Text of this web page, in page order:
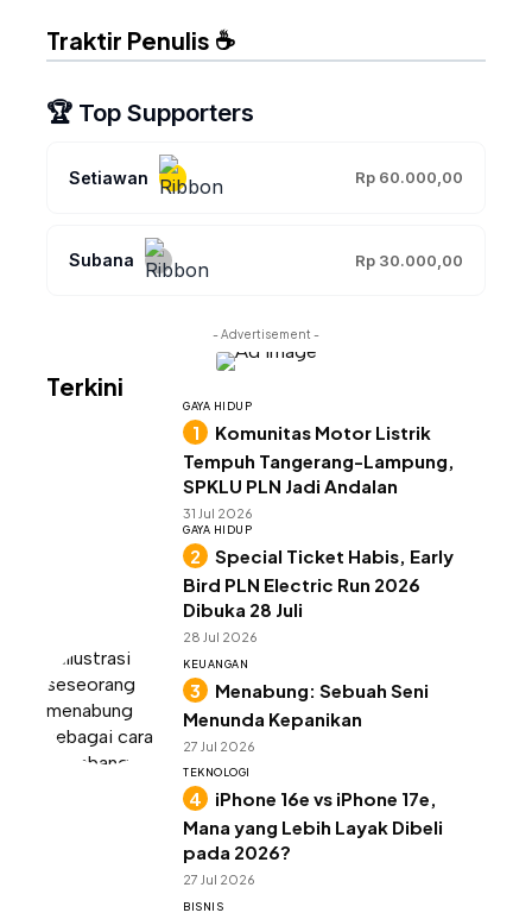
Traktir Penulis ☕
🏆 Top Supporters
Setiawan Rp 60.000,00
Subana Rp 30.000,00
- Advertisement -
Terkini
GAYA HIDUP
Komunitas Motor Listrik
Tempuh Tangerang-Lampung,
SPKLU PLN Jadi Andalan
31 Jul 2026
GAYA HIDUP
Special Ticket Habis, Early
Bird PLN Electric Run 2026
Dibuka 28 Juli
28 Jul 2026
KEUANGAN
Menabung: Sebuah Seni
Menunda Kepanikan
27 Jul 2026
TEKNOLOGI
iPhone 16e vs iPhone 17e,
Mana yang Lebih Layak Dibeli
pada 2026?
27 Jul 2026
BISNIS